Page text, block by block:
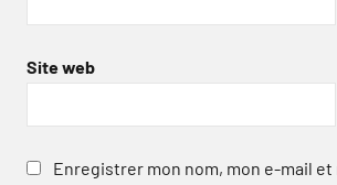
Site web
Enregistrer mon nom, mon e-mail et